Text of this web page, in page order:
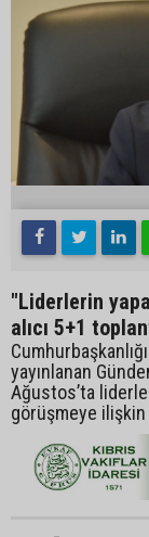
"Liderlerin
alıcı 5+1
yayınlanan
Ağustos’ta
görüşmeye